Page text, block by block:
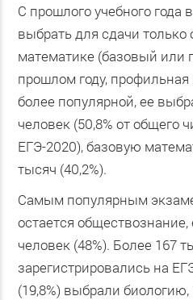
С прошлого учебного года
выбрать для сдачи только
математике (базовый или
прошлом году,
более популярной, ее
человек (50,8% от общего
ЕГЭ-2020), базовую
тысяч (40,2%).
Самым популярным
остается
человек (48%). Более 167
зарегистрировались на
(19,8%) выбрали